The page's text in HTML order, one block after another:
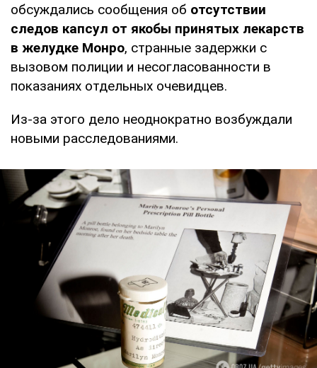
обсуждались сообщения об отсутствии
следов капсул от якобы принятых лекарств
в желудке Монро, странные задержки с
вызовом полиции и несогласованности в
показаниях отдельных очевидцев.
Из-за этого дело неоднократно возбуждали
новыми расследованиями.